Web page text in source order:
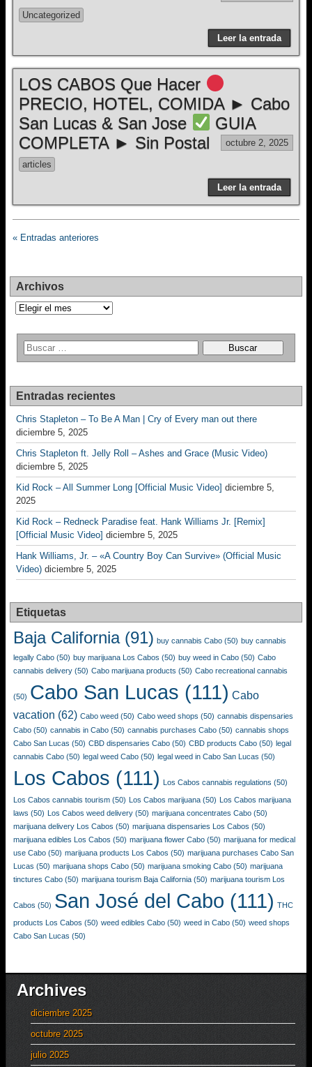
Uncategorized
Leer la entrada
LOS CABOS Que Hacer
PRECIO, HOTEL, COMIDA ► Cabo
San Lucas & San Jose
GUIA
COMPLETA ► Sin Postal
octubre 2, 2025
articles
Leer la entrada
« Entradas anteriores
Archivos
Archivos
Entradas recientes
Chris Stapleton – To Be A Man | Cry of Every man out there
diciembre 5, 2025
Chris Stapleton ft. Jelly Roll – Ashes and Grace (Music Video)
diciembre 5, 2025
Kid Rock – All Summer Long [Official Music Video] diciembre 5,
2025
Kid Rock – Redneck Paradise feat. Hank Williams Jr. [Remix]
[Official Music Video] diciembre 5, 2025
Hank Williams, Jr. – «A Country Boy Can Survive» (Official Music
Video) diciembre 5, 2025
Etiquetas
Baja California(91) buy cannabis Cabo (50) buy cannabis
legally Cabo (50) buy marijuana Los Cabos (50) buy weed in Cabo (50) Cabo
cannabis delivery (50) Cabo marijuana products (50) Cabo recreational cannabis
(50) Cabo San Lucas (111) Cabo
vacation (62) Cabo weed (50) Cabo weed shops (50) cannabis dispensaries
Cabo (50) cannabis in Cabo (50) cannabis purchases Cabo (50) cannabis shops
Cabo San Lucas (50) CBD dispensaries Cabo (50) CBD products Cabo (50) legal
cannabis Cabo (50) legal weed Cabo (50) legal weed in Cabo San Lucas (50)
Los Cabos (111) Los Cabos cannabis regulations (50)
Los Cabos cannabis tourism (50) Los Cabos marijuana (50) Los Cabos marijuana
laws (50) Los Cabos weed delivery (50) marijuana concentrates Cabo (50)
marijuana delivery Los Cabos (50) marijuana dispensaries Los Cabos (50)
marijuana edibles Los Cabos (50) marijuana flower Cabo (50) marijuana for medical
use Cabo (50) marijuana products Los Cabos (50) marijuana purchases Cabo San
Lucas (50) marijuana shops Cabo (50) marijuana smoking Cabo (50) marijuana
tinctures Cabo (50) marijuana tourism Baja California (50) marijuana tourism Los
Cabos (50) San José del Cabo (111) THC
products Los Cabos (50) weed edibles Cabo (50) weed in Cabo (50) weed shops
Cabo San Lucas (50)
Archives
diciembre 2025
octubre 2025
julio 2025